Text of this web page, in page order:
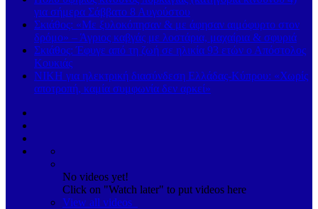
για σήμερα Σάββατο 8 Αυγούστου
Σκιάθος: «Με ξυλοκόπησαν & με άφησαν αιμόφυρτο στον
δρόμο» – Άγριος καβγάς με λοστάρια, μαχαίρια & σφυριά
Σκιάθος: Έφυγε από τη ζωή σε ηλικία 93 ετών ο Απόστολος
Κουκιάς
ΝΙΚΗ για ηλεκτρική διασύνδεση Ελλάδας-Κύπρου: «Χωρίς
αποτροπή, καμία συμφωνία δεν αρκεί»
No videos yet!
Click on "Watch later" to put videos here
View all videos